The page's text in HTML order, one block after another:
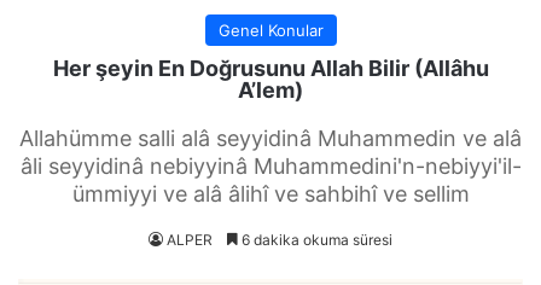
Genel Konular
Her şeyin En Doğrusunu Allah Bilir (Allâhu
A’lem)
Allahümme salli alâ seyyidinâ Muhammedin ve alâ
âli seyyidinâ nebiyyinâ Muhammedini'n-nebiyyi'il-
ümmiyyi ve alâ âlihî ve sahbihî ve sellim
ALPER 6 dakika okuma süresi